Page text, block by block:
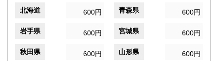
北海道 600円 青森県 600円
岩手県 600円 宮城県 600円
秋田県 600円 山形県 600円